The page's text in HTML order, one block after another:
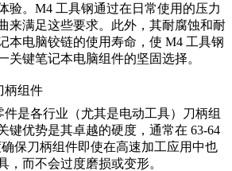
验。M4 工具钢通过在日常使用的压力
来满足这些要求。此外，其耐腐蚀和耐
本电脑铰链的使用寿命，使 M4 工具钢
关键笔记本电脑组件的坚固选择。
柄组件
是各行业（尤其是电动工具）刀柄组
键优势是其卓越的硬度，通常在 63-64
保刀柄组件即使在高速加工应用中也
，而不会过度磨损或变形。